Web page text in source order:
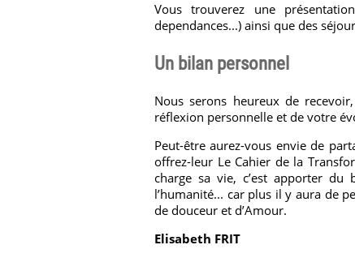
Vous trouverez une
dependances...) ainsi que des
Un bilan personnel
Nous serons heureux de
réflexion personnelle et de votre
Peut-être aurez-vous envie de
offrez-leur Le Cahier de la
charge sa vie, c’est apporter
l’humanité... car plus il y aura de
de douceur et d’Amour.
Elisabeth FRIT